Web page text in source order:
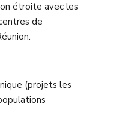
étroite avec les
de
(projets les